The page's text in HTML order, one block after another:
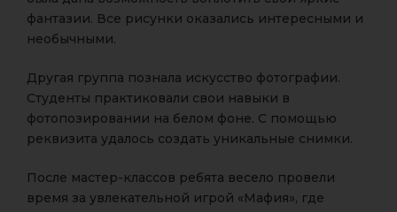
фантазии. Все рисунки оказались интересными и
необычными.
Другая группа познала искусство фотографии.
Студенты практиковали свои навыки в
фотопозировании на белом фоне. С помощью
реквизита удалось создать уникальные снимки.
После мастер-классов ребята весело провели
время за увлекательной игрой «Мафия», где